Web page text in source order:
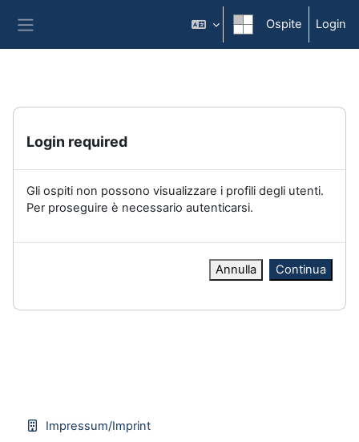
Ospite Login
Login required
Gli ospiti non possono visualizzare i profili degli utenti.
Per proseguire è necessario autenticarsi.
Annulla Continua
Impressum/Imprint